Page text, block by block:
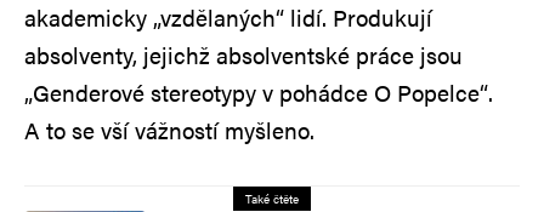
akademicky „vzdělaných“ lidí. Produkují
absolventy, jejichž absolventské práce jsou
„Genderové stereotypy v pohádce O Popelce“.
A to se vší vážností myšleno.
Také čtěte